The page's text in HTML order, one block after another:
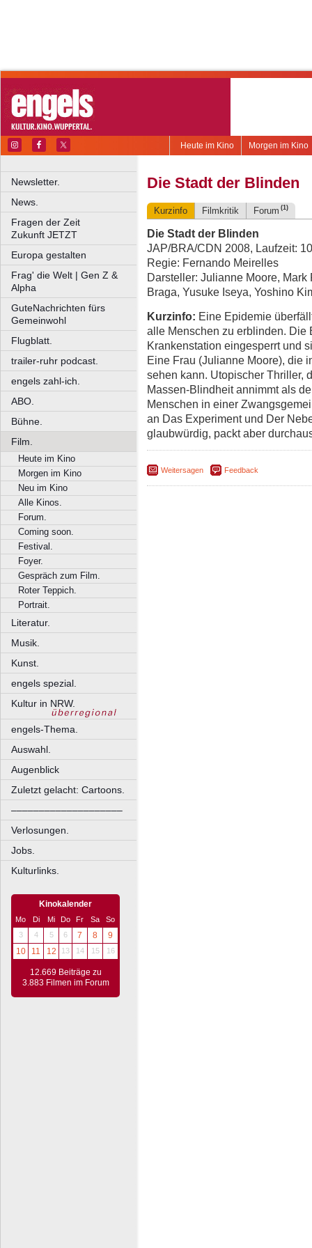
Morgen im Kino
Heute im Kino
Newsletter.
News.
Fragen der Zeit
Zukunft JETZT
Europa gestalten
Frag' die Welt | Gen Z &
Alpha
GuteNachrichten fürs
Gemeinwohl
Flugblatt.
trailer-ruhr podcast.
engels zahl-ich.
ABO.
Bühne.
Film.
Heute im Kino
Morgen im Kino
Neu im Kino
Alle Kinos.
Forum.
Coming soon.
Festival.
Foyer.
Gespräch zum Film.
Roter Teppich.
Portrait.
Literatur.
Musik.
Kunst.
engels spezial.
Kultur in NRW.
engels-Thema.
Auswahl.
Augenblick
Zuletzt gelacht: Cartoons.
––––––––––––––––––––
Verlosungen.
Jobs.
Kulturlinks.
Kinokalender
Mo Di Mi Do Fr Sa
So
3
4 5 6 7 8
9
10
11 12 13 14 15 16
12.669 Beiträge zu
3.883 Filmen im Forum
Die Stadt der Blinden
Kurzinfo Filmkritik Forum (1)
Die Stadt der Blinden
JAP/BRA/CDN 2008, Laufzeit:
Regie: Fernando Meirelles
Darsteller: Julianne Moore,
Braga, Yusuke Iseya, Yoshino
Kurzinfo: Eine Epidemie
alle Menschen zu erblinden. Die
Krankenstation eingesperrt und
Eine Frau (Julianne Moore), die
sehen kann. Utopischer Thriller,
Massen-Blindheit annimmt als
Menschen in einer
an Das Experiment und Der
glaubwürdig, packt aber
Weitersagen Feedback